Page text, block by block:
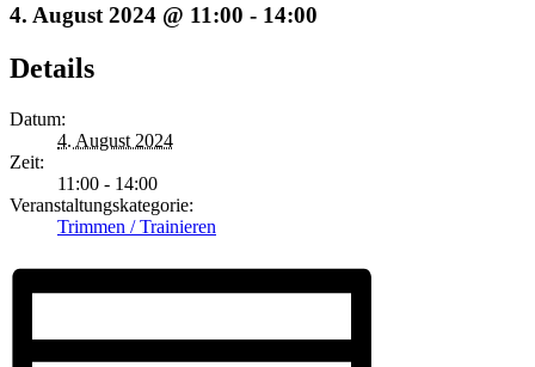
4. August 2024 @ 11:00 - 14:00
Details
Datum:
4. August 2024
Zeit:
11:00 - 14:00
Veranstaltungskategorie:
Trimmen / Trainieren